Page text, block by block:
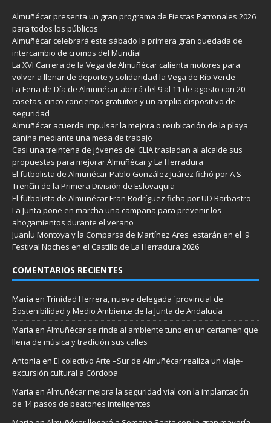
Almuñécar presenta un gran programa de Fiestas Patronales 2026
para todos los públicos
Almuñécar celebrará este sábado la primera gran quedada de
intercambio de cromos del Mundial
La XVI Carrera de la Vega de Almuñécar calienta motores para
volver a llenar de deporte y solidaridad la Vega de Río Verde
La Feria de Día de Almuñécar abrirá del 9 al 11 de agosto con 20
casetas, cinco conciertos gratuitos y un amplio dispositivo de
seguridad
Almuñécar acuerda impulsar la mejora o reubicación de la playa
canina mediante una mesa de trabajo
Casi una treintena de jóvenes del CLIA trasladan al alcalde sus
propuestas para mejorar Almuñécar y La Herradura
El futbolista de Almuñécar Pablo González Juárez fichó por A S
Trenčín de la Primera División de Eslovaquia
El futbolista de Almuñécar Fran Rodríguez ficha por UD Barbastro
La Junta pone en marcha una campaña para prevenir los
ahogamientos durante el verano
Juanlu Montoya y la Comparsa de Martínez Ares estarán en el 9
Festival Noches en el Castillo de La Herradura 2026
COMENTARIOS RECIENTES
Maria en Trinidad Herrera, nueva delegada `provincial de
Sostenibilidad y Medio Ambiente de la Junta de Andalucía
Maria en Almuñécar se rinde al ambiente tuno en un certamen que
llena de música y tradición sus calles
Antonia en El colectivo Arte –Sur de Almuñécar realiza un viaje-
excursión cultural a Córdoba
Maria en Almuñécar mejora la seguridad vial con la implantación
de 14 pasos de peatones inteligentes